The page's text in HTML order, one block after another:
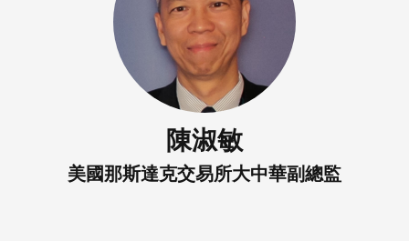
陳淑敏
美國那斯達克交易所大中華副總監